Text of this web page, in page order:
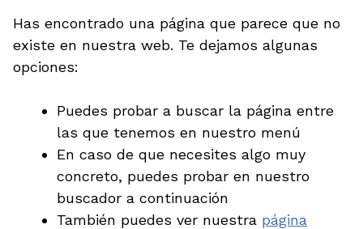
Has encontrado una página que parece que no
existe en nuestra web. Te dejamos algunas
opciones:
Puedes probar a buscar la página entre
las que tenemos en nuestro menú
En caso de que necesites algo muy
concreto, puedes probar en nuestro
buscador a continuación
También puedes ver nuestra página